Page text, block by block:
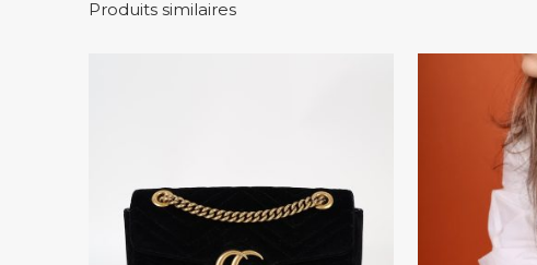
Produits similaires